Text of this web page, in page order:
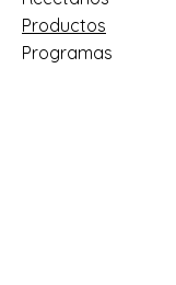
Productos
Programas